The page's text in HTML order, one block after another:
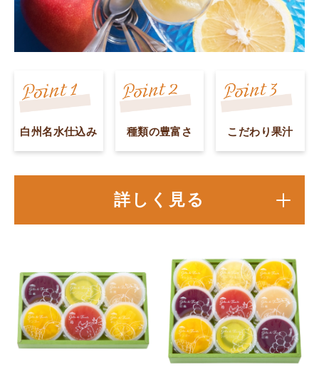
白州名水仕込み 種類の豊富さ こだわり果汁
詳しく見る